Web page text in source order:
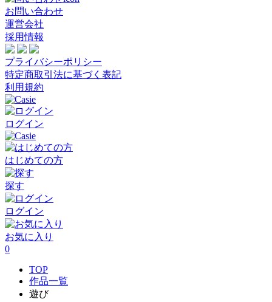
お問い合わせ
運営会社
採用情報
プライバシーポリシー
特定商取引法に基づく表記
利用規約
ログイン
はじめての方
探す
ログイン
お気に入り
0
TOP
作品一覧
遊び